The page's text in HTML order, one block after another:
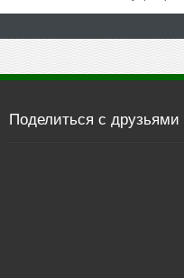
Поделиться с друзьями